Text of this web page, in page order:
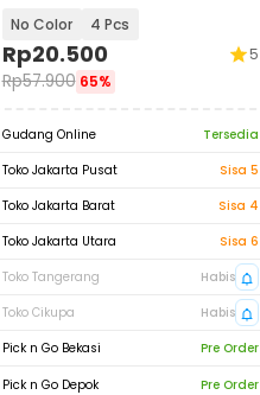
No Color 4 Pcs
Rp20.500
Rp57.900 65%
5
Gudang Online
Tersedia
Toko Jakarta Pusat
Sisa 5
Toko Jakarta Barat
Sisa 4
Toko Jakarta Utara
Sisa 6
Toko Tangerang
Habis
Toko Cikupa
Habis
Pick n Go Bekasi
Pre Order
Pick n Go Depok
Pre Order